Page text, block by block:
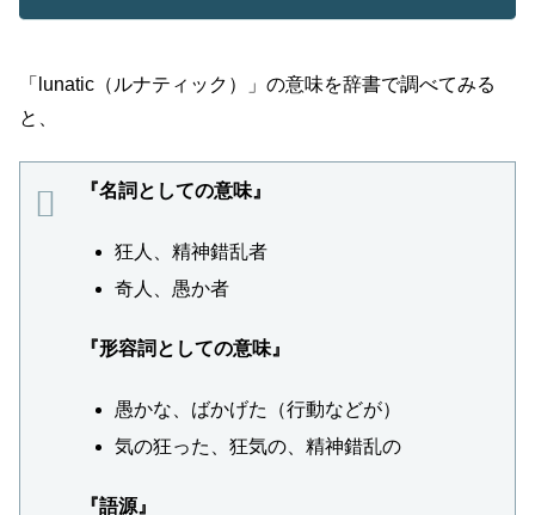
「lunatic（ルナティック）」の意味を辞書で調べてみる
と、
『名詞としての意味』
狂人、精神錯乱者
奇人、愚か者
『形容詞としての意味』
愚かな、ばかげた（行動などが）
気の狂った、狂気の、精神錯乱の
『語源』